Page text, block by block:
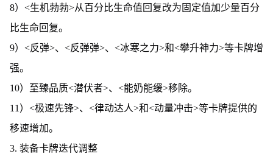
8）<生机勃勃>从百分比生命值回复改为固定值加少量百分
比生命回复。
9）<反弹>、<反弹弹>、<冰寒之力>和<攀升神力>等卡牌增
强。
10）至臻品质<潜伏者>、<能奶能缓>移除。
11）<极速先锋>、<律动达人>和<动量冲击>等卡牌提供的
移速增加。
3. 装备卡牌迭代调整